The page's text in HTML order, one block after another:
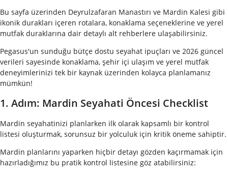
Bu sayfa üzerinden Deyrulzafaran Manastırı ve Mardin Kalesi gibi
ikonik durakları içeren rotalara, konaklama seçeneklerine ve yerel
mutfak duraklarına dair detaylı alt rehberlere ulaşabilirsiniz.
Pegasus'un sunduğu bütçe dostu seyahat ipuçları ve 2026 güncel
verileri sayesinde konaklama, şehir içi ulaşım ve yerel mutfak
deneyimlerinizi tek bir kaynak üzerinden kolayca planlamanız
mümkün!
1. Adım: Mardin Seyahati Öncesi Checklist
Mardin seyahatinizi planlarken ilk olarak kapsamlı bir kontrol
listesi oluşturmak, sorunsuz bir yolculuk için kritik öneme sahiptir.
Mardin planlarını yaparken hiçbir detayı gözden kaçırmamak için
hazırladığımız bu pratik kontrol listesine göz atabilirsiniz: